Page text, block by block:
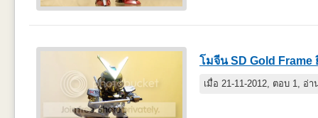
โมจีน SD Gold Frame
เมื่อ 21-11-2012, ตอบ 1, อ่า